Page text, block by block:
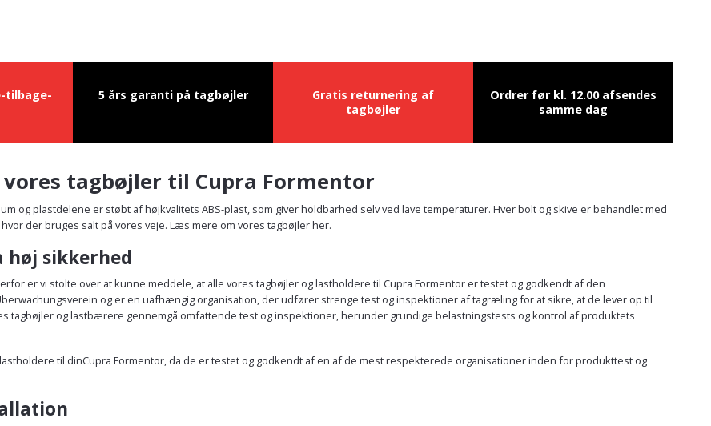
tilbage-
5 års garanti på tagbøjler
Gratis returnering af
tagbøjler
Ordrer før kl. 12.00 afsendes
samme dag
tagbøjler til Cupra Formentor
og plastdelene er støbt af højkvalitets ABS-plast, som giver holdbarhed selv ved lave temperaturer. Hver bolt og skive er behandlet med
der bruges salt på vores veje. Læs mere om vores tagbøjler her.
sikkerhed
er vi stolte over at kunne meddele, at alle vores tagbøjler og lastholdere til Cupra Formentor er testet og godkendt af den
og er en uafhængig organisation, der udfører strenge test og inspektioner af tagræling for at sikre, at de lever op til
tagbøjler og lastbærere gennemgå omfattende test og inspektioner, herunder grundige belastningstests og kontrol af produktets
til dinCupra Formentor, da de er testet og godkendt af en af de mest respekterede organisationer inden for produkttest og